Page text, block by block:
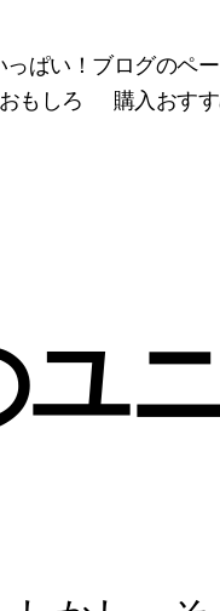
ぱい！ブログのペ
もしろ
購入おす